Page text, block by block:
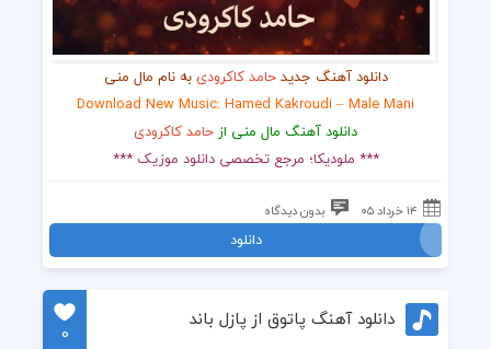
دانلود آهنگ جدیدحامد کاکرودی به نام مال منی
Download New Music: Hamed Kakroudi – Male Mani
دانلود آهنگ مال منی از حامد کاکرودی
*** ملودیکا؛ مرجع تخصصی دانلود موزیک ***
۱۴ خرداد ۰۵ بدون دیدگاه
دانلود
دانلود آهنگ پاتوق از پازل باند
0